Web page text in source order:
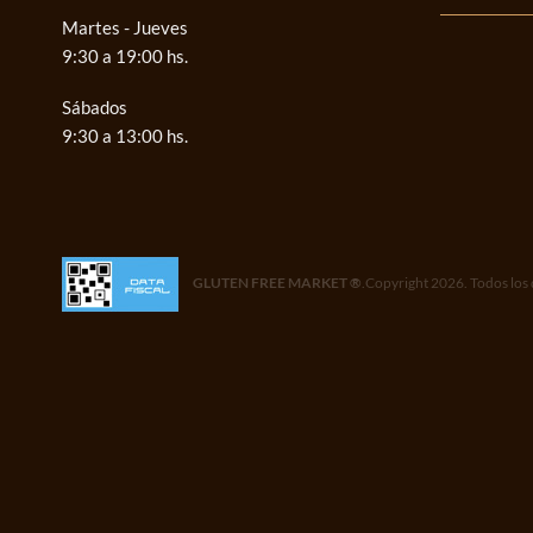
Martes - Jueves
9:30 a 19:00 hs.
Sábados
9:30 a 13:00 hs.
GLUTEN FREE MARKET ®.Copyright 2026. Todos los